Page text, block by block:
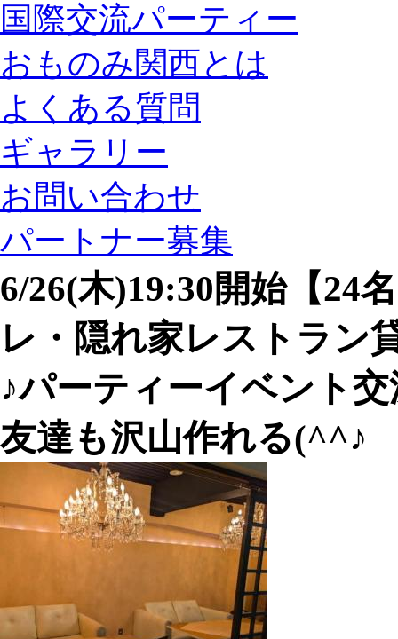
国際交流パーティー
おものみ関西とは
よくある質問
ギャラリー
お問い合わせ
パートナー募集
6/26(木)19:30開始【24
レ・隠れ家レストラン
♪パーティーイベント
友達も沢山作れる(^^♪